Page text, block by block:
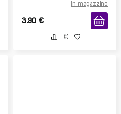
in magazzino
3.90 €